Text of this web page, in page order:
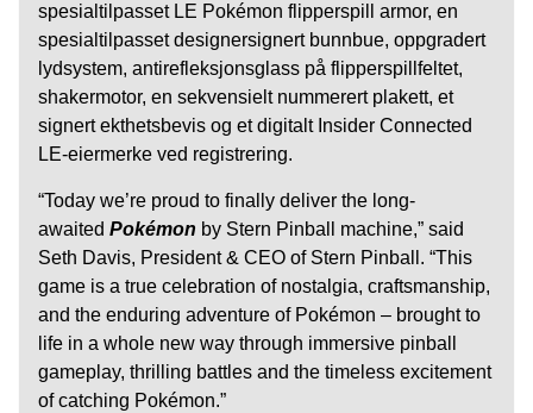
spesialtilpasset LE Pokémon flipperspill armor, en
spesialtilpasset designersignert bunnbue, oppgradert
lydsystem, antirefleksjonsglass på flipperspillfeltet,
shakermotor, en sekvensielt nummerert plakett, et
signert ekthetsbevis og et digitalt Insider Connected
LE-eiermerke ved registrering.
“Today we’re proud to finally deliver the long-
awaited Pokémon by Stern Pinball machine,” said
Seth Davis, President & CEO of Stern Pinball. “This
game is a true celebration of nostalgia, craftsmanship,
and the enduring adventure of Pokémon – brought to
life in a whole new way through immersive pinball
gameplay, thrilling battles and the timeless excitement
of catching Pokémon.”